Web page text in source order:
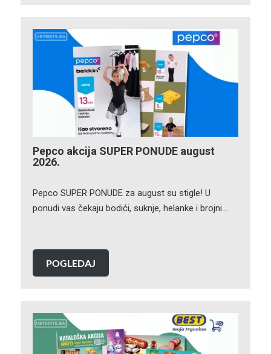
Pepco akcija SUPER PONUDE august
2026.
Pepco SUPER PONUDE za august su stigle! U
ponudi vas čekaju bodići, suknje, helanke i brojni…
POGLEDAJ